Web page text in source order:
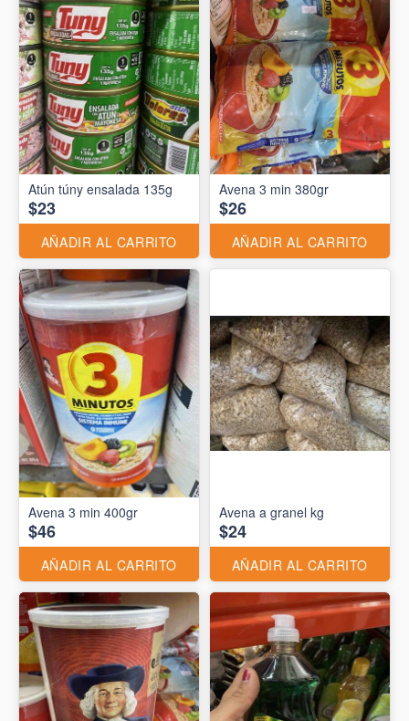
Atún túny ensalada 135g
$23
AÑADIR AL CARRITO
Avena 3 min 380gr
$26
AÑADIR AL CARRITO
Avena 3 min 400gr
$46
AÑADIR AL CARRITO
Avena a granel kg
$24
AÑADIR AL CARRITO